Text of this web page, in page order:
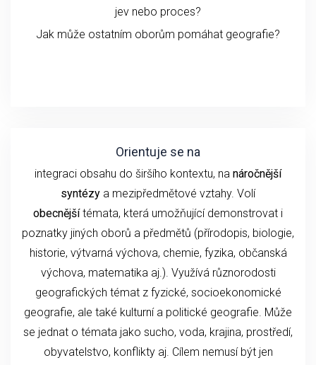
jev nebo proces?
Jak může ostatním oborům pomáhat geografie?
Orientuje se na
integraci obsahu do širšího kontextu, na náročnější
syntézy a mezipředmětové vztahy. Volí
obecnějšítémata, která umožňující demonstrovat i
poznatky jiných oborů a předmětů (přírodopis, biologie,
historie, výtvarná výchova, chemie, fyzika, občanská
výchova, matematika aj.). Využívá různorodosti
geografických témat z fyzické, socioekonomické
geografie, ale také kulturní a politické geografie. Může
se jednat o témata jako sucho, voda, krajina, prostředí,
obyvatelstvo, konflikty aj. Cílem nemusí být jen